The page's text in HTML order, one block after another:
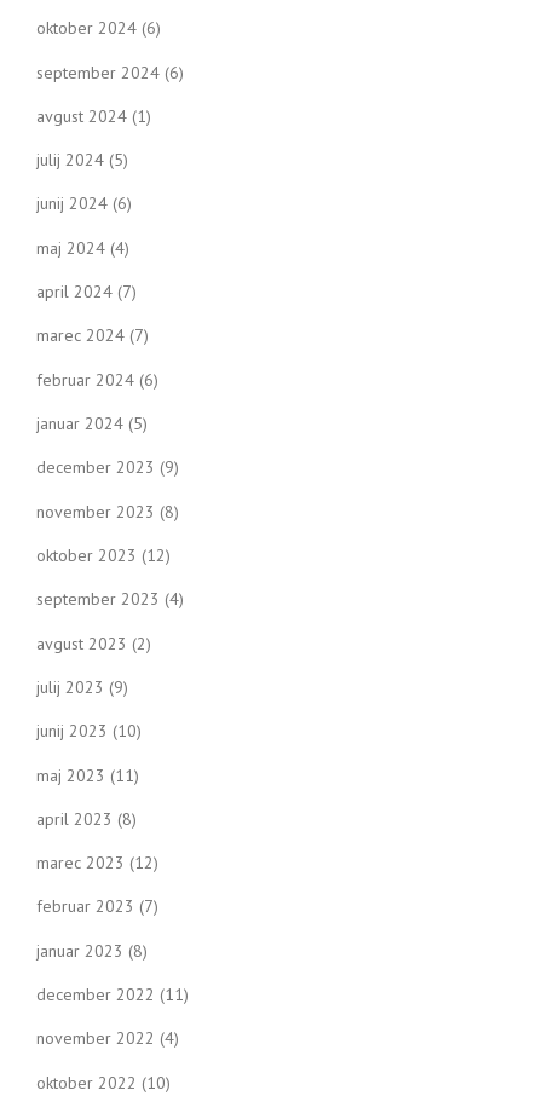
oktober 2024 (6)
september 2024 (6)
avgust 2024 (1)
julij 2024 (5)
junij 2024 (6)
maj 2024 (4)
april 2024 (7)
marec 2024 (7)
februar 2024 (6)
januar 2024 (5)
december 2023 (9)
november 2023 (8)
oktober 2023 (12)
september 2023 (4)
avgust 2023 (2)
julij 2023 (9)
junij 2023 (10)
maj 2023 (11)
april 2023 (8)
marec 2023 (12)
februar 2023 (7)
januar 2023 (8)
december 2022 (11)
november 2022 (4)
oktober 2022 (10)